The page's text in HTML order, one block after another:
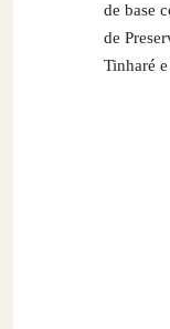
de base
de
Tinharé